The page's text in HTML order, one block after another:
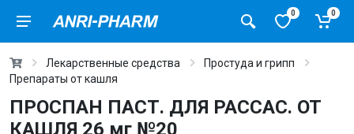
0 0
Лекарственные средства
Простуда и грипп
Препараты от кашля
ПРОСПАН ПАСТ. ДЛЯ РАССАС. ОТ
КАШЛЯ 26 мг №20